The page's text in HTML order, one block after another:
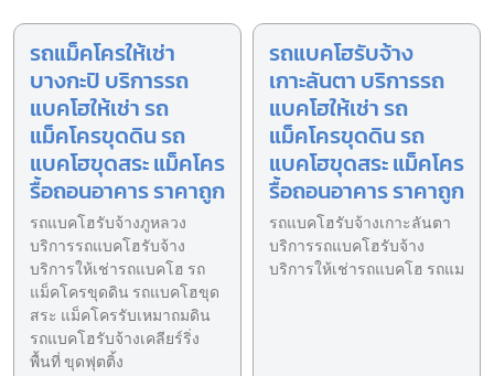
รถแม็คโครให้เช่า
บางกะปิ บริการรถ
แบคโฮให้เช่า รถ
แม็คโครขุดดิน รถ
แบคโฮขุดสระ แม็คโคร
รื้อถอนอาคาร ราคาถูก
รถแบคโฮรับจ้างภูหลวง
บริการรถแบคโฮรับจ้าง
บริการให้เช่ารถแบคโฮ รถ
แม็คโครขุดดิน รถแบคโฮขุด
สระ แม็คโครรับเหมาถมดิน
รถแบคโฮรับจ้างเคลียร์ริ่ง
พื้นที่ ขุดฟุตติ้ง
รถแบคโฮรับจ้าง
เกาะลันตา บริการรถ
แบคโฮให้เช่า รถ
แม็คโครขุดดิน รถ
แบคโฮขุดสระ แม็คโคร
รื้อถอนอาคาร ราคาถูก
รถแบคโฮรับจ้างเกาะลันตา
บริการรถแบคโฮรับจ้าง
บริการให้เช่ารถแบคโฮ รถแม